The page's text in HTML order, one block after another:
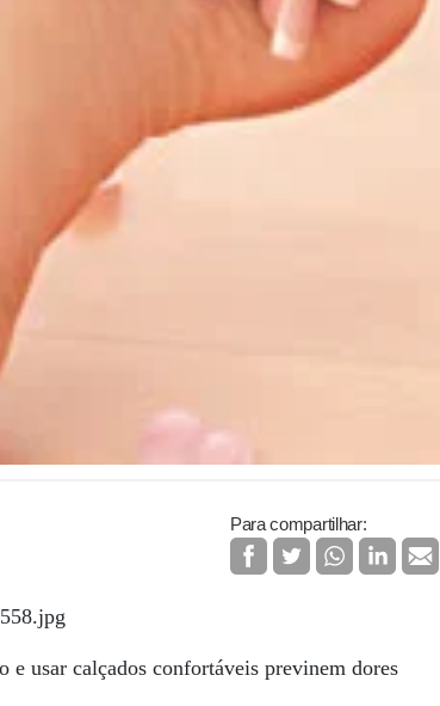
Para compartilhar:
usar calçados confortáveis previnem dores